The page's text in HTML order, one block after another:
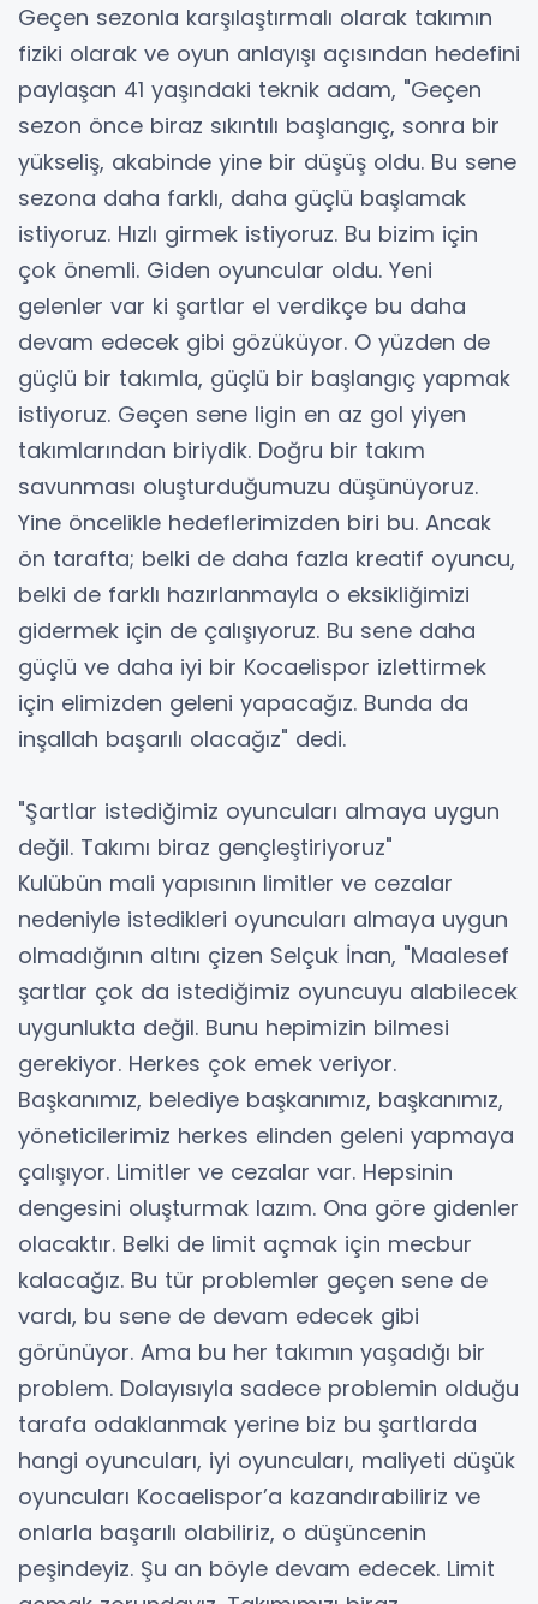
Geçen sezonla karşılaştırmalı olarak takımın
fiziki olarak ve oyun anlayışı açısından hedefini
paylaşan 41 yaşındaki teknik adam, "Geçen
sezon önce biraz sıkıntılı başlangıç, sonra bir
yükseliş, akabinde yine bir düşüş oldu. Bu sene
sezona daha farklı, daha güçlü başlamak
istiyoruz. Hızlı girmek istiyoruz. Bu bizim için
çok önemli. Giden oyuncular oldu. Yeni
gelenler var ki şartlar el verdikçe bu daha
devam edecek gibi gözüküyor. O yüzden de
güçlü bir takımla, güçlü bir başlangıç yapmak
istiyoruz. Geçen sene ligin en az gol yiyen
takımlarından biriydik. Doğru bir takım
savunması oluşturduğumuzu düşünüyoruz.
Yine öncelikle hedeflerimizden biri bu. Ancak
ön tarafta; belki de daha fazla kreatif oyuncu,
belki de farklı hazırlanmayla o eksikliğimizi
gidermek için de çalışıyoruz. Bu sene daha
güçlü ve daha iyi bir Kocaelispor izlettirmek
için elimizden geleni yapacağız. Bunda da
inşallah başarılı olacağız" dedi.
"Şartlar istediğimiz oyuncuları almaya uygun
değil. Takımı biraz gençleştiriyoruz"
Kulübün mali yapısının limitler ve cezalar
nedeniyle istedikleri oyuncuları almaya uygun
olmadığının altını çizen Selçuk İnan, "Maalesef
şartlar çok da istediğimiz oyuncuyu alabilecek
uygunlukta değil. Bunu hepimizin bilmesi
gerekiyor. Herkes çok emek veriyor.
Başkanımız, belediye başkanımız, başkanımız,
yöneticilerimiz herkes elinden geleni yapmaya
çalışıyor. Limitler ve cezalar var. Hepsinin
dengesini oluşturmak lazım. Ona göre gidenler
olacaktır. Belki de limit açmak için mecbur
kalacağız. Bu tür problemler geçen sene de
vardı, bu sene de devam edecek gibi
görünüyor. Ama bu her takımın yaşadığı bir
problem. Dolayısıyla sadece problemin olduğu
tarafa odaklanmak yerine biz bu şartlarda
hangi oyuncuları, iyi oyuncuları, maliyeti düşük
oyuncuları Kocaelispor’a kazandırabiliriz ve
onlarla başarılı olabiliriz, o düşüncenin
peşindeyiz. Şu an böyle devam edecek. Limit